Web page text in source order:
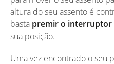
altura do seu assento é
basta premir o interruptor
sua posição.
Uma vez encontrado o seu